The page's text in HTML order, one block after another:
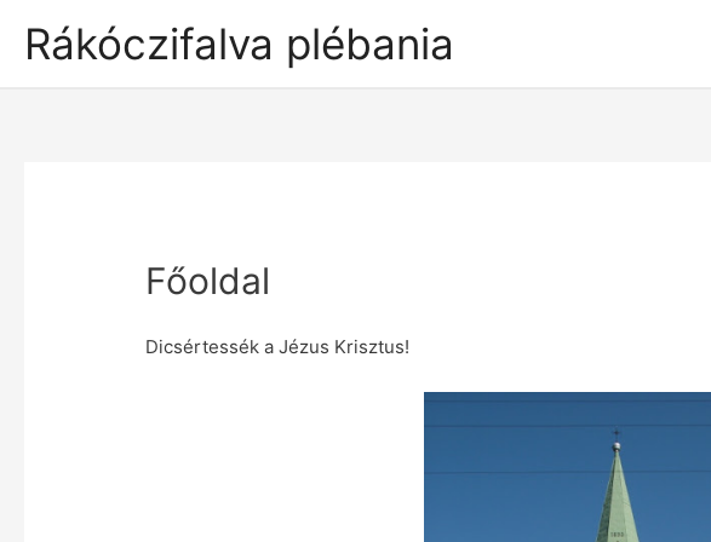
Rákóczifalva plébania
Főoldal
Dicsértessék a Jézus Krisztus!